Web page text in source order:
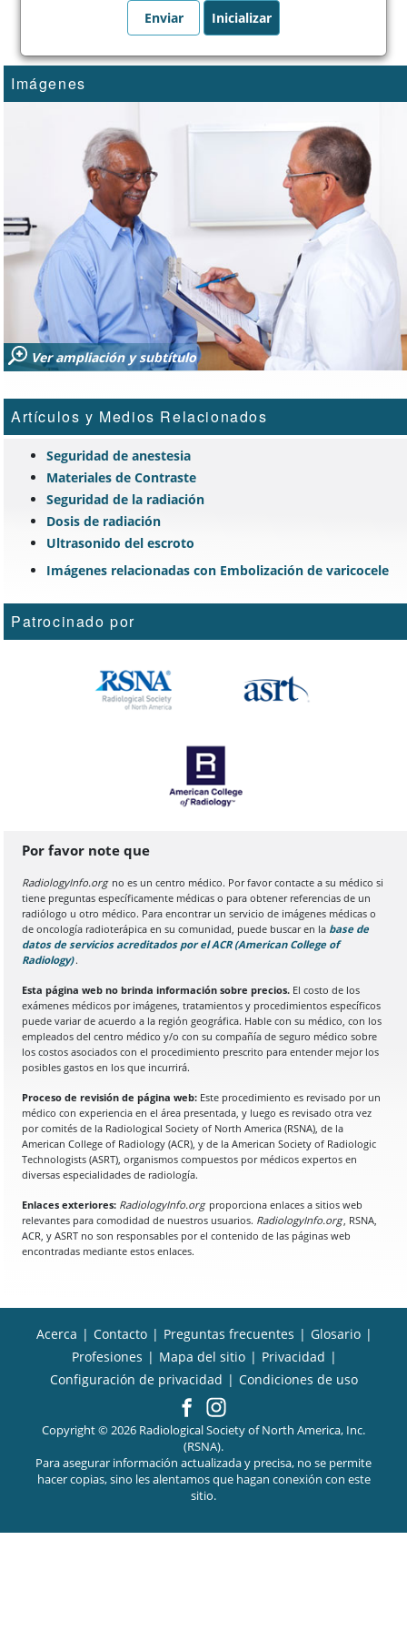
Imágenes
Ver ampliación y subtítulo
Artículos y Medios Relacionados
Seguridad de anestesia
Materiales de Contraste
Seguridad de la radiación
Dosis de radiación
Ultrasonido del escroto
Imágenes relacionadas con Embolización de varicocele
Patrocinado por
Por favor note que
RadiologyInfo.orgno es un centro médico. Por favor contacte a su médico si
tiene preguntas específicamente médicas o para obtener referencias de un
radiólogo u otro médico. Para encontrar un servicio de imágenes médicas o
de oncología radioterápica en su comunidad, puede buscar en la base de
datos de servicios acreditados por el ACR (American College of
Radiology)(Se abre en una nueva pestaña del navegador)
.
Esta página web no brinda información sobre precios. El costo de los
exámenes médicos por imágenes, tratamientos y procedimientos específicos
puede variar de acuerdo a la región geográfica. Hable con su médico, con los
empleados del centro médico y/o con su compañía de seguro médico sobre
los costos asociados con el procedimiento prescrito para entender mejor los
posibles gastos en los que incurrirá.
Proceso de revisión de página web: Este procedimiento es revisado por un
médico con experiencia en el área presentada, y luego es revisado otra vez
por comités de la Radiological Society of North America (RSNA), de la
American College of Radiology (ACR), y de la American Society of Radiologic
Technologists (ASRT), organismos compuestos por médicos expertos en
diversas especialidades de radiología.
Enlaces exteriores: RadiologyInfo.org proporciona enlaces a sitios web
relevantes para comodidad de nuestros usuarios. RadiologyInfo.org, RSNA,
ACR, y ASRT no son responsables por el contenido de las páginas web
encontradas mediante estos enlaces.
Acerca | Contacto | Preguntas frecuentes | Glosario |
Profesiones | Mapa del sitio | Privacidad |
Configuración de privacidad | Condiciones de uso
Copyright © 2026 Radiological Society of North America, Inc.
(RSNA).
Para asegurar información actualizada y precisa, no se permite
hacer copias, sino les alentamos que hagan conexión con este
sitio.